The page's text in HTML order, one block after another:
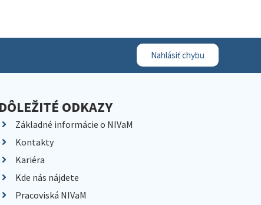
Nahlásiť chybu
DÔLEŽITÉ ODKAZY
Základné informácie o NIVaM
Kontakty
Kariéra
Kde nás nájdete
Pracoviská NIVaM